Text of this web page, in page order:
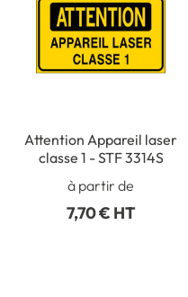
Attention Appareil laser
classe 1 - STF 3314S
à partir de
7,70 € HT